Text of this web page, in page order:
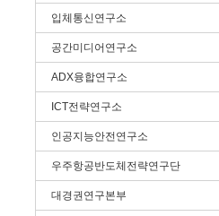
입체통신연구소
공간미디어연구소
ADX융합연구소
ICT전략연구소
인공지능안전연구소
우주항공반도체전략연구단
대경권연구본부